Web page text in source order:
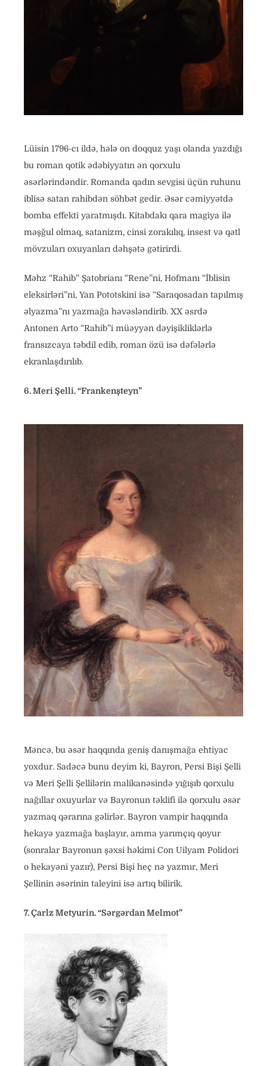
Lüisin 1796-cı ildə, hələ on doqquz yaşı olanda yazdığı
bu roman qotik ədəbiyyatın ən qorxulu
əsərlərindəndir. Romanda qadın sevgisi üçün ruhunu
iblisə satan rahibdən söhbət gedir. Əsər cəmiyyətdə
bomba effekti yaratmışdı. Kitabdakı qara magiya ilə
məşğul olmaq, satanizm, cinsi zorakılıq, insest və qətl
mövzuları oxuyanları dəhşətə gətirirdi.
Məhz “Rahib” Şatobrianı “Rene”ni, Hofmanı “İblisin
eleksirləri”ni, Yan Pototskini isə “Saraqosadan tapılmış
əlyazma”nı yazmağa həvəsləndirib. XX əsrdə
Antonen Arto “Rahib”i müəyyən dəyişikliklərlə
fransızcaya təbdil edib, roman özü isə dəfələrlə
ekranlaşdırılıb.
6. Meri Şelli. “Frankenşteyn”
Məncə, bu əsər haqqında geniş danışmağa ehtiyac
yoxdur. Sadəcə bunu deyim ki, Bayron, Persi Bişi Şelli
və Meri Şelli Şellilərin malikanəsində yığışıb qorxulu
nağıllar oxuyurlar və Bayronun təklifi ilə qorxulu əsər
yazmaq qərarına gəlirlər. Bayron vampir haqqında
hekayə yazmağa başlayır, amma yarımçıq qoyur
(sonralar Bayronun şəxsi həkimi Con Uilyam Polidori
o hekayəni yazır), Persi Bişi heç nə yazmır, Meri
Şellinin əsərinin taleyini isə artıq bilirik.
7. Çarlz Metyurin. “Sərgərdan Melmot”